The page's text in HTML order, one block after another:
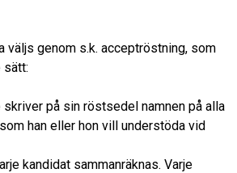
väljs genom s.k. acceptröstning, som
sätt:
skriver på sin röstsedel namnen på alla
han eller hon vill understöda vid
kandidat sammanräknas. Varje